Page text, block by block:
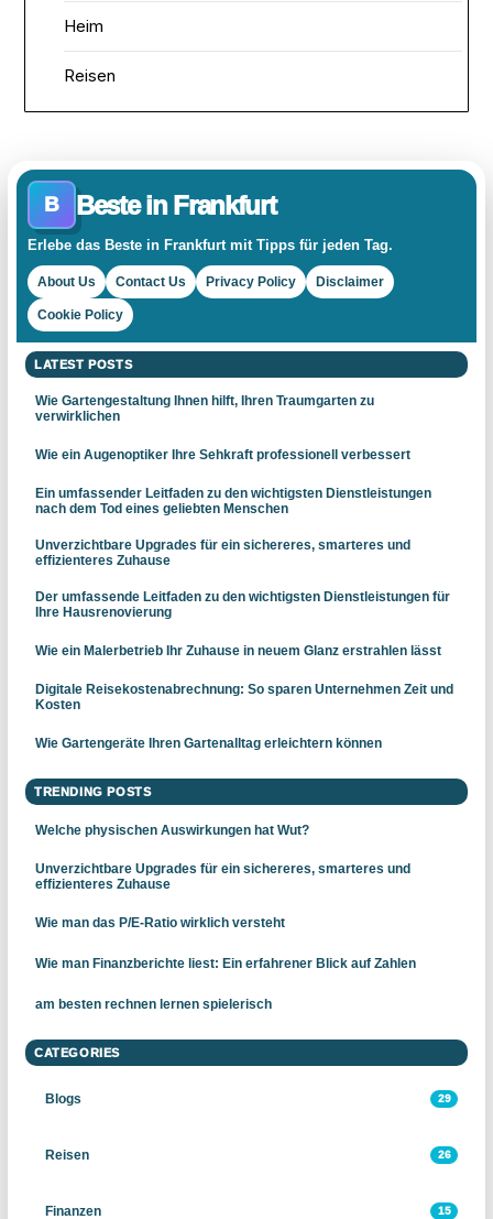
Heim
Reisen
B Beste in Frankfurt
Erlebe das Beste in Frankfurt mit Tipps für jeden Tag.
About Us Contact Us Privacy Policy Disclaimer
Cookie Policy
LATEST POSTS
Wie Gartengestaltung Ihnen hilft, Ihren Traumgarten zu
verwirklichen
Wie ein Augenoptiker Ihre Sehkraft professionell verbessert
Ein umfassender Leitfaden zu den wichtigsten Dienstleistungen
nach dem Tod eines geliebten Menschen
Unverzichtbare Upgrades für ein sichereres, smarteres und
effizienteres Zuhause
Der umfassende Leitfaden zu den wichtigsten Dienstleistungen für
Ihre Hausrenovierung
Wie ein Malerbetrieb Ihr Zuhause in neuem Glanz erstrahlen lässt
Digitale Reisekostenabrechnung: So sparen Unternehmen Zeit und
Kosten
Wie Gartengeräte Ihren Gartenalltag erleichtern können
TRENDING POSTS
Welche physischen Auswirkungen hat Wut?
Unverzichtbare Upgrades für ein sichereres, smarteres und
effizienteres Zuhause
Wie man das P/E-Ratio wirklich versteht
Wie man Finanzberichte liest: Ein erfahrener Blick auf Zahlen
am besten rechnen lernen spielerisch
CATEGORIES
Blogs 29
Reisen 26
Finanzen 15